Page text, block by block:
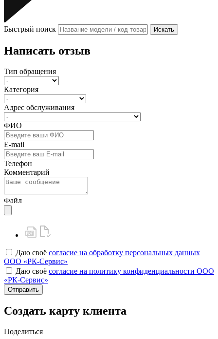
Быстрый поиск Искать
Написать отзыв
Тип обращения
Категория
Адрес обслуживания
ФИО
E-mail
Телефон
Комментарий
Файл
Даю своё согласие на обработку персональных данных
ООО «РК-Сервис»
Даю своё согласие на политику конфиденциальности ООО
«РК-Сервис»
Отправить
Создать карту клиента
Поделиться